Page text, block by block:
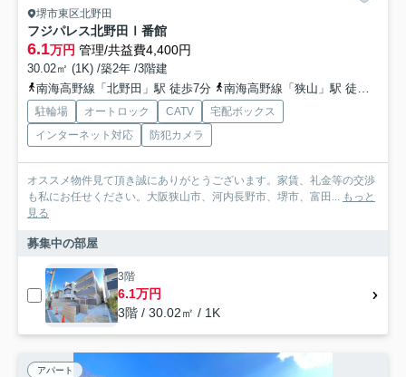
堺市東区北野田
フジパレス北野田Ⅰ番館
6.1万円 管理/共益費4,400円
30.02㎡ (1K) /築2年 /3階建
南海高野線「北野田」駅 徒歩7分
南海高野線「狭山」駅 徒歩20分
駐輪場 オートロック CATV
宅配ボックス
インターネット対応
防犯カメラ
オススメ物件見て頂き誠にありがとうございます。家賃、礼金等の交渉
も私にお任せください。大阪狭山市、河内長野市、堺市、富田... もっと
見る
募集中の部屋
3階
6.1万円
3階 / 30.02㎡ / 1K
アパート